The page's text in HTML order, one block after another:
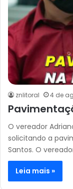
znlitoral 4 de
O vereador
solicitando a
Santos. O
Leia mais »